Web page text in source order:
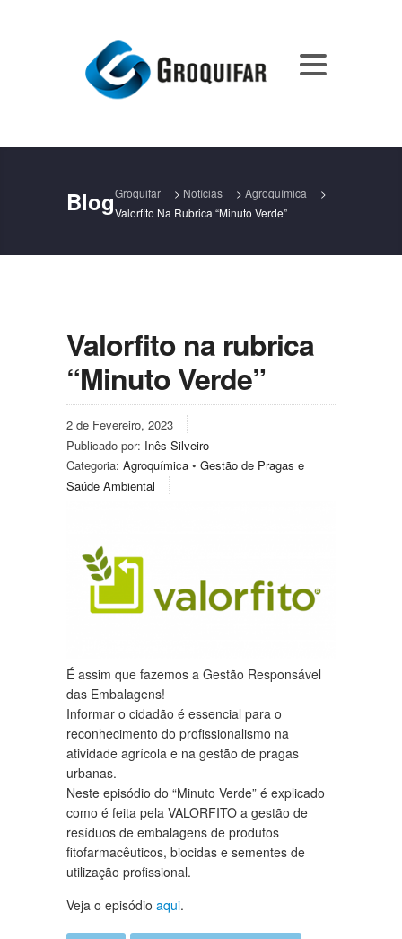
BlogGroquifar > Notícias > Agroquímica
>
Valorfito Na Rubrica “Minuto Verde”
Valorfito na rubrica
“Minuto Verde”
2 de Fevereiro, 2023
Publicado por: Inês Silveiro
Categoria: Agroquímica • Gestão de Pragas e
Saúde Ambiental
É assim que fazemos a Gestão Responsável
das Embalagens!
Informar o cidadão é essencial para o
reconhecimento do profissionalismo na
atividade agrícola e na gestão de pragas
urbanas.
Neste episódio do “Minuto Verde” é explicado
como é feita pela VALORFITO a gestão de
resíduos de embalagens de produtos
fitofarmacêuticos, biocidas e sementes de
utilização profissional.
Veja o episódio aqui.